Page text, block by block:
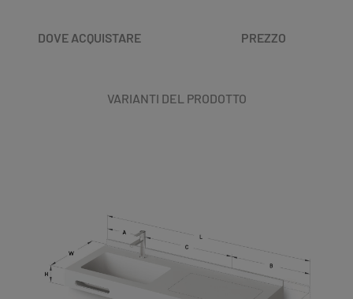
DOVE ACQUISTARE PREZZO
VARIANTI DEL PRODOTTO